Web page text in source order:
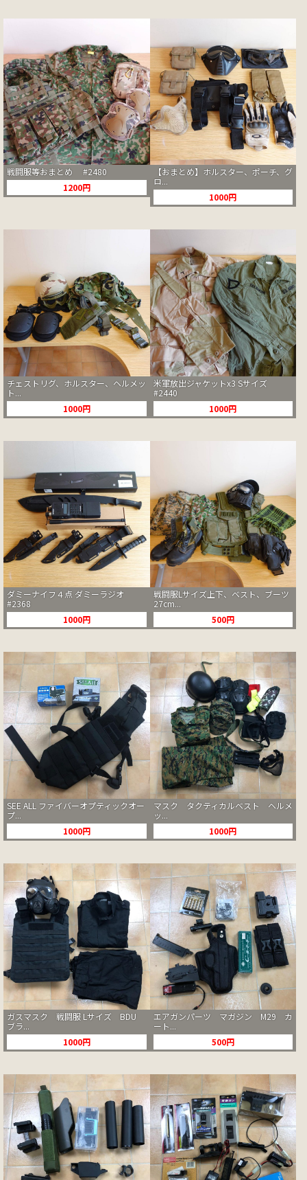
戦闘服等おまとめ #2480
1200円
【おまとめ】ホルスター、ポーチ、グ
ロ...
1000円
チェストリグ、ホルスター、ヘルメッ
ト...
1000円
米軍放出ジャケットx3 Sサイズ
#2440
1000円
ダミーナイフ４点 ダミーラジオ
#2368
1000円
戦闘服Lサイズ上下、ベスト、ブーツ
27cm...
500円
SEE ALL ファイバーオプティックオー
プ...
1000円
マスク タクティカルベスト ヘルメ
ッ...
1000円
ガスマスク 戦闘服 Lサイズ BDU
ブラ...
1000円
エアガンパーツ マガジン M29 カ
ート...
500円